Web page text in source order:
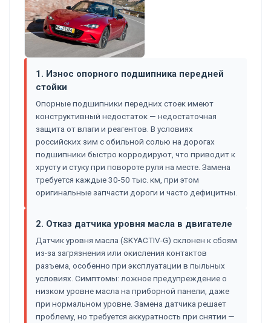
1. Износ опорного подшипника передней
стойки
Опорные подшипники передних стоек имеют
конструктивный недостаток — недостаточная
защита от влаги и реагентов. В условиях
российских зим с обильной солью на дорогах
подшипники быстро корродируют, что приводит к
хрусту и стуку при повороте руля на месте. Замена
требуется каждые 30-50 тыс. км, при этом
оригинальные запчасти дороги и часто дефицитны.
2. Отказ датчика уровня масла в двигателе
Датчик уровня масла (SKYACTIV-G) склонен к сбоям
из-за загрязнения или окисления контактов
разъема, особенно при эксплуатации в пыльных
условиях. Симптомы: ложное предупреждение о
низком уровне масла на приборной панели, даже
при нормальном уровне. Замена датчика решает
проблему, но требуется аккуратность при снятии —